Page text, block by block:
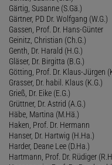
Gärtig, Susanne (S.Gä.)
Gärtner, PD Dr. Wolfgang (W.G.)
Gassen, Prof. Dr. Hans-Günter
Geinitz, Christian (Ch.G.)
Genth, Dr. Harald (H.G.)
Gläser, Dr. Birgitta (B.G.)
Götting, Prof. Dr. Klaus-Jürgen
Grasser, Dr. habil. Klaus (K.G.)
Grieß, Dr. Eike (E.G.)
Grüttner, Dr. Astrid (A.G.)
Häbe, Martina (M.Hä.)
Haken, Prof. Dr. Hermann
Hanser, Dr. Hartwig (H.Ha.)
Harder, Deane Lee (D.Ha.)
Hartmann, Prof. Dr. Rüdiger